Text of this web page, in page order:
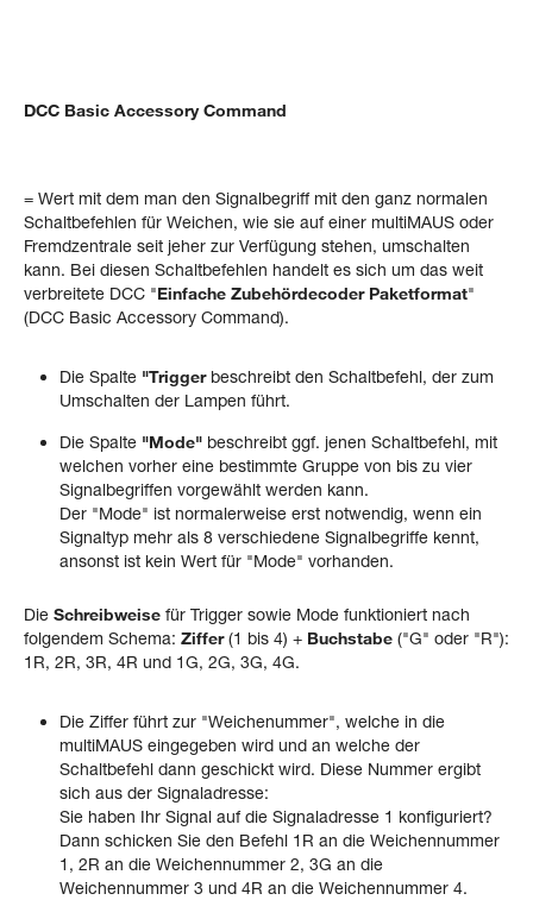
DCC Basic Accessory Command
= Wert mit dem man den Signalbegriff mit den ganz normalen
Schaltbefehlen für Weichen, wie sie auf einer multiMAUS oder
Fremdzentrale seit jeher zur Verfügung stehen, umschalten
kann. Bei diesen Schaltbefehlen handelt es sich um das weit
verbreitete DCC "Einfache Zubehördecoder Paketformat"
(DCC Basic Accessory Command).
Die Spalte "Triggerbeschreibt den Schaltbefehl, der zum
Umschalten der Lampen führt.
Die Spalte "Mode" beschreibt ggf. jenen Schaltbefehl, mit
welchen vorher eine bestimmte Gruppe von bis zu vier
Signalbegriffen vorgewählt werden kann.
Der "Mode" ist normalerweise erst notwendig, wenn ein
Signaltyp mehr als 8 verschiedene Signalbegriffe kennt,
ansonst ist kein Wert für "Mode" vorhanden.
Die Schreibweise für Trigger sowie Mode funktioniert nach
folgendem Schema: Ziffer(1 bis 4) + Buchstabe ("G" oder "R"):
1R, 2R, 3R, 4R und 1G, 2G, 3G, 4G.
Die Ziffer führt zur "Weichenummer", welche in die
multiMAUS eingegeben wird und an welche der
Schaltbefehl dann geschickt wird. Diese Nummer ergibt
sich aus der Signaladresse:
Sie haben Ihr Signal auf die Signaladresse 1 konfiguriert?
Dann schicken Sie den Befehl 1R an die Weichennummer
1, 2R an die Weichennummer 2, 3G an die
Weichennummer 3 und 4R an die Weichennummer 4.